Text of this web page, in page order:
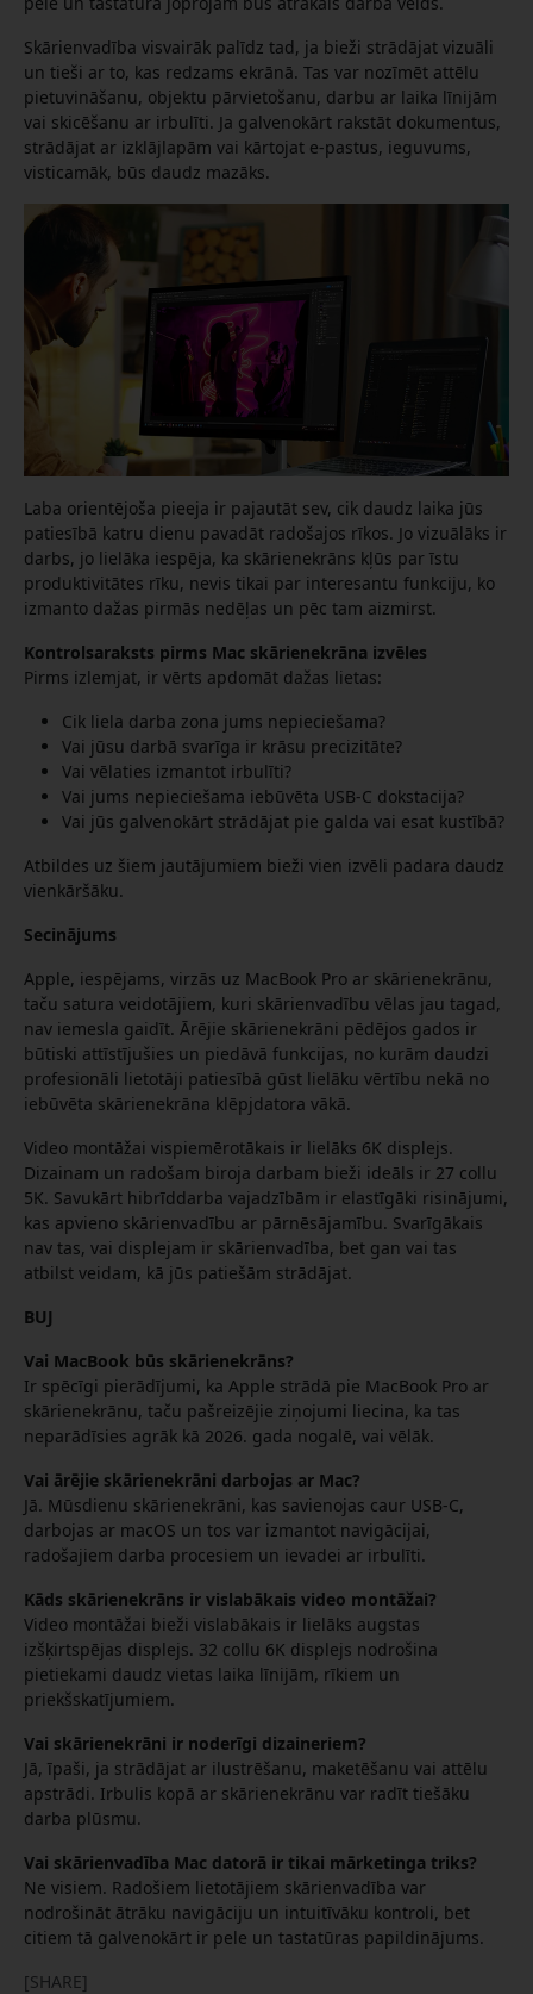
Skārienvadība visvairāk palīdz tad, ja bieži strādājat vizuāli
un tieši ar to, kas redzams ekrānā. Tas var nozīmēt attēlu
pietuvināšanu, objektu pārvietošanu, darbu ar laika līnijām
vai skicēšanu ar irbulīti. Ja galvenokārt rakstāt dokumentus,
strādājat ar izklājlapām vai kārtojat e-pastus, ieguvums,
visticamāk, būs daudz mazāks.
Laba orientējoša pieeja ir pajautāt sev, cik daudz laika jūs
patiesībā katru dienu pavadāt radošajos rīkos. Jo vizuālāks ir
darbs, jo lielāka iespēja, ka skārienekrāns kļūs par īstu
produktivitātes rīku, nevis tikai par interesantu funkciju, ko
izmanto dažas pirmās nedēļas un pēc tam aizmirst.
Kontrolsaraksts pirms Mac skārienekrāna izvēles
Pirms izlemjat, ir vērts apdomāt dažas lietas:
Cik liela darba zona jums nepieciešama?
Vai jūsu darbā svarīga ir krāsu precizitāte?
Vai vēlaties izmantot irbulīti?
Vai jums nepieciešama iebūvēta USB-C dokstacija?
Vai jūs galvenokārt strādājat pie galda vai esat kustībā?
Atbildes uz šiem jautājumiem bieži vien izvēli padara daudz
vienkāršāku.
Secinājums
Apple, iespējams, virzās uz MacBook Pro ar skārienekrānu,
taču satura veidotājiem, kuri skārienvadību vēlas jau tagad,
nav iemesla gaidīt. Ārējie skārienekrāni pēdējos gados ir
būtiski attīstījušies un piedāvā funkcijas, no kurām daudzi
profesionāli lietotāji patiesībā gūst lielāku vērtību nekā no
iebūvēta skārienekrāna klēpjdatora vākā.
Video montāžai vispiemērotākais ir lielāks 6K displejs.
Dizainam un radošam biroja darbam bieži ideāls ir 27 collu
5K. Savukārt hibrīddarba vajadzībām ir elastīgāki risinājumi,
kas apvieno skārienvadību ar pārnēsājamību. Svarīgākais
nav tas, vai displejam ir skārienvadība, bet gan vai tas
atbilst veidam, kā jūs patiešām strādājat.
BUJ
Vai MacBook būs skārienekrāns?
Ir spēcīgi pierādījumi, ka Apple strādā pie MacBook Pro ar
skārienekrānu, taču pašreizējie ziņojumi liecina, ka tas
neparādīsies agrāk kā 2026. gada nogalē, vai vēlāk.
Vai ārējie skārienekrāni darbojas ar Mac?
Jā. Mūsdienu skārienekrāni, kas savienojas caur USB-C,
darbojas ar macOS un tos var izmantot navigācijai,
radošajiem darba procesiem un ievadei ar irbulīti.
Kāds skārienekrāns ir vislabākais video montāžai?
Video montāžai bieži vislabākais ir lielāks augstas
izšķirtspējas displejs. 32 collu 6K displejs nodrošina
pietiekami daudz vietas laika līnijām, rīkiem un
priekšskatījumiem.
Vai skārienekrāni ir noderīgi dizaineriem?
Jā, īpaši, ja strādājat ar ilustrēšanu, maketēšanu vai attēlu
apstrādi. Irbulis kopā ar skārienekrānu var radīt tiešāku
darba plūsmu.
Vai skārienvadība Mac datorā ir tikai mārketinga triks?
Ne visiem. Radošiem lietotājiem skārienvadība var
nodrošināt ātrāku navigāciju un intuitīvāku kontroli, bet
citiem tā galvenokārt ir pele un tastatūras papildinājums.
[SHARE]